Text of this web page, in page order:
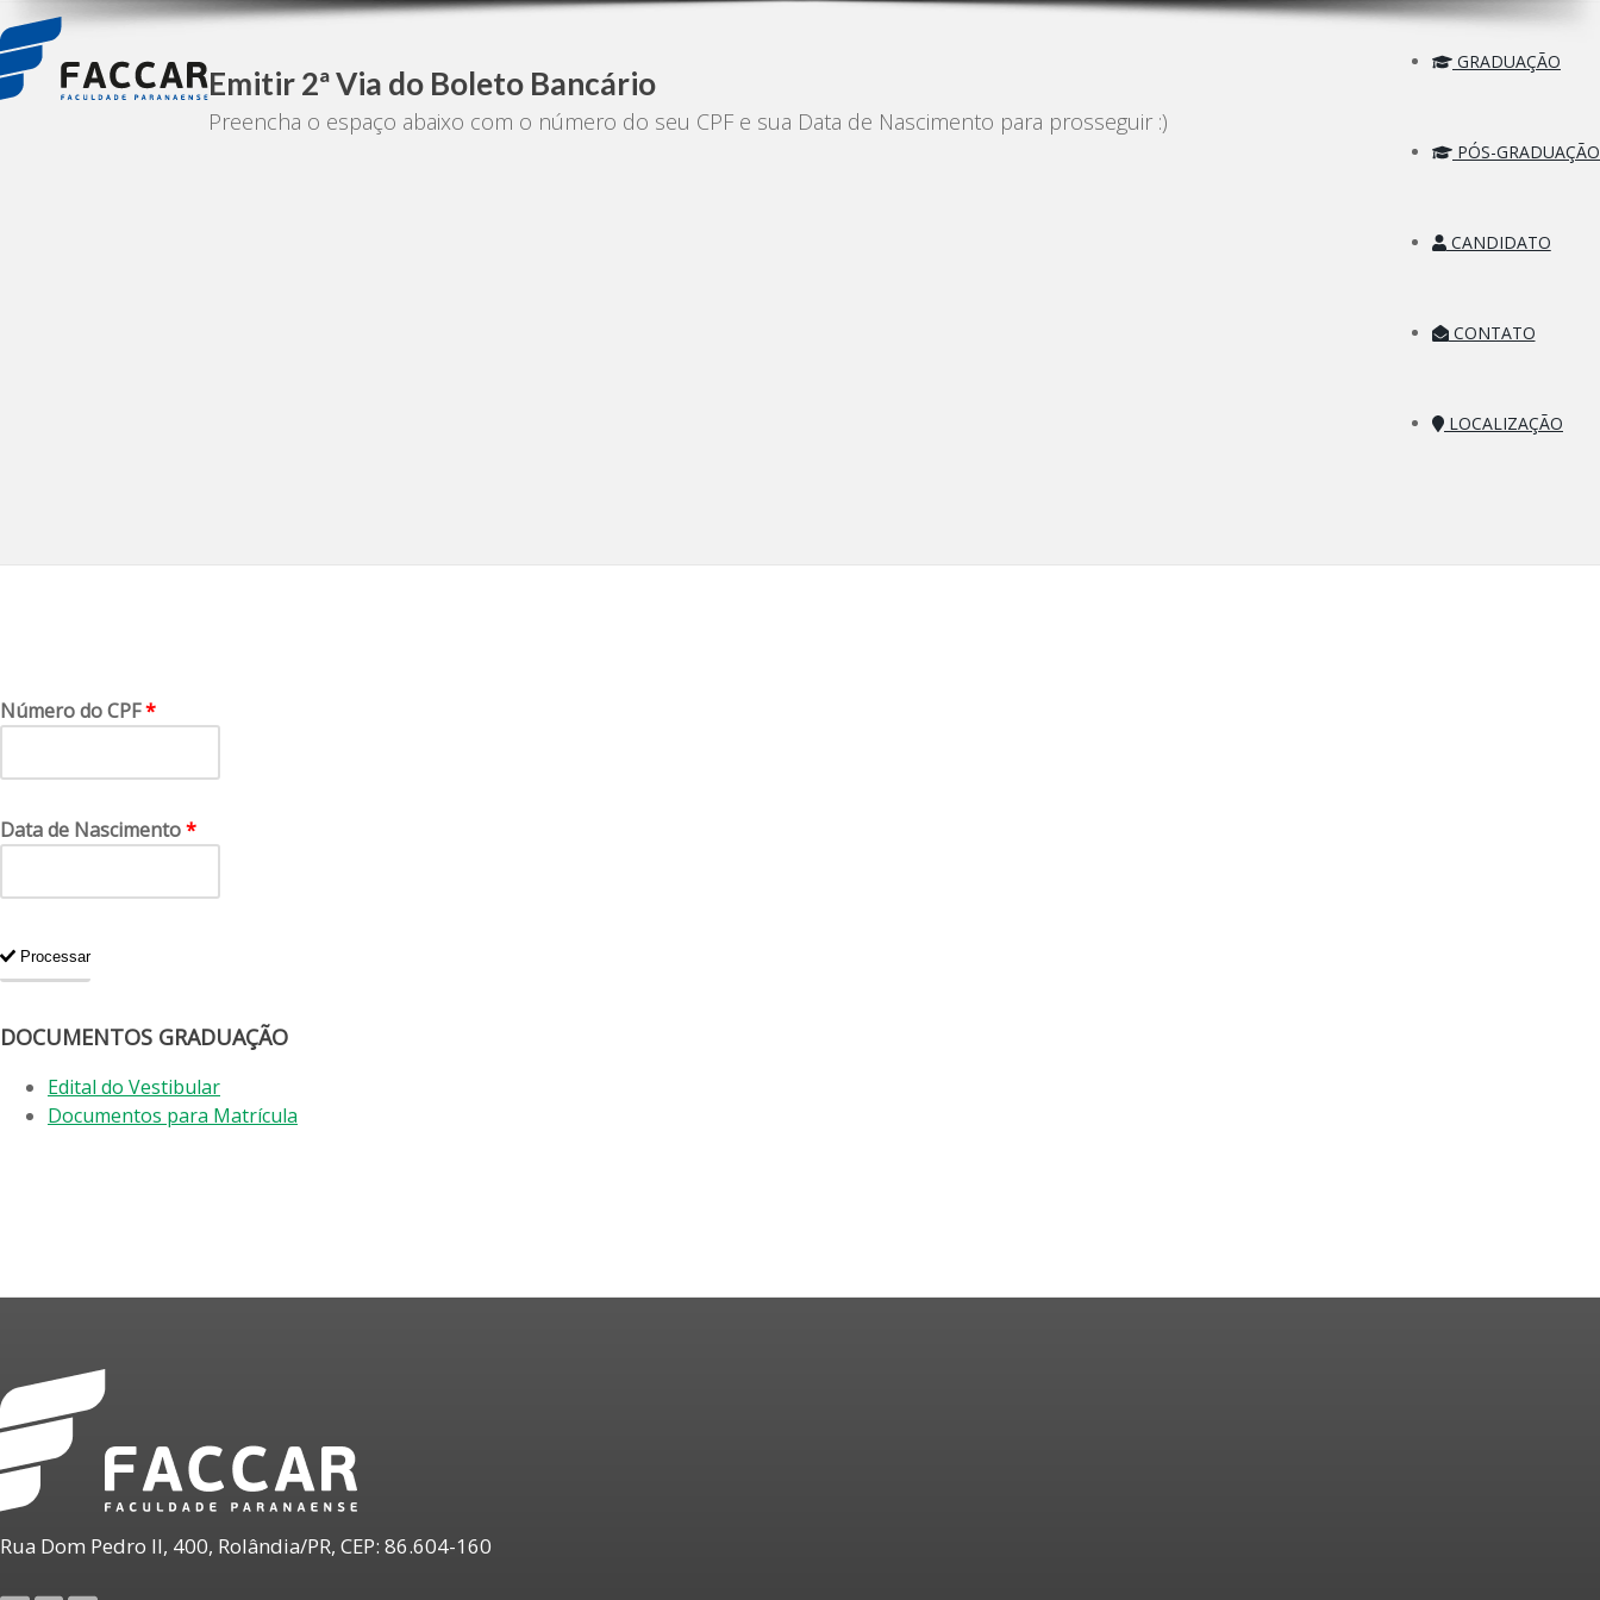
GRADUAÇÃO
PÓS-GRADUAÇÃO
CANDIDATO
CONTATO
LOCALIZAÇÃO
Emitir 2ª Via do Boleto Bancário
Preencha o espaço abaixo com o número do seu CPF e sua Data de Nascimento para prosseguir :)
Número do CPF
Data de Nascimento
Processar
DOCUMENTOS GRADUAÇÃO
Edital do Vestibular
Documentos para Matrícula
Rua Dom Pedro II, 400, Rolândia/PR, CEP: 86.604-160